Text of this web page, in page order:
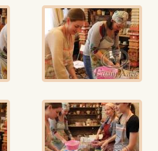
Вконтакте
Max